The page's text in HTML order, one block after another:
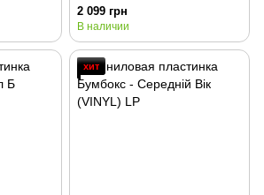
2 099 грн
В наличии
хит